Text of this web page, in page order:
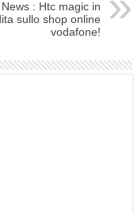
: Htc magic in
sullo shop online
vodafone!